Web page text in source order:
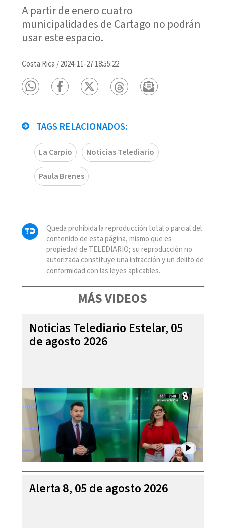
A partir de enero cuatro
municipalidades de Cartago no podrán
usar este espacio.
Costa Rica /2024-11-27 18:55:22
TAGS RELACIONADOS:
La Carpio Noticias Telediario
Paula Brenes
Queda prohibida la reproducción total o parcial del
contenido de esta página, mismo que es
propiedad de TELEDIARIO; su reproducción no
autorizada constituye una infracción y un delito de
conformidad con las leyes aplicables.
MÁS VIDEOS
Noticias Telediario Estelar, 05
de agosto 2026
Alerta 8, 05 de agosto 2026